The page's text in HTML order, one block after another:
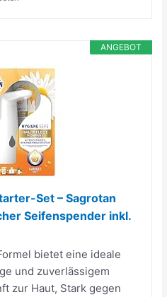
ANGEBOT
Set – Sagrotan
Seifenspender inkl.
bietet eine ideale
und zuverlässigem
zur Haut, Stark gegen